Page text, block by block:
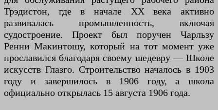
Трэдистон, где в начале XX века активно
развивалась промышленность, включая
судостроение. Проект был поручен Чарльзу
Ренни Макинтошу, который на тот момент уже
прославился благодаря своему шедевру — Школе
искусств Глазго. Строительство началось в 1903
году и завершилось в 1906 году, а школа
официально открылась 15 августа 1906 года.